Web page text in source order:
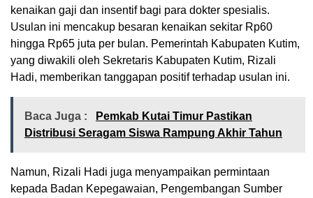
kenaikan gaji dan insentif bagi para dokter spesialis.
Usulan ini mencakup besaran kenaikan sekitar Rp60
hingga Rp65 juta per bulan. Pemerintah Kabupaten Kutim,
yang diwakili oleh Sekretaris Kabupaten Kutim, Rizali
Hadi, memberikan tanggapan positif terhadap usulan ini.
Baca Juga :
Pemkab Kutai Timur Pastikan
Distribusi Seragam Siswa Rampung Akhir Tahun
Namun, Rizali Hadi juga menyampaikan permintaan
kepada Badan Kepegawaian, Pengembangan Sumber